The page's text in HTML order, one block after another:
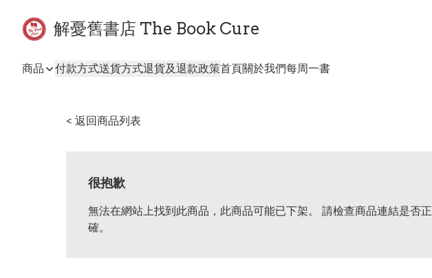
解憂舊書店 The Book Cure
商品 付款方式送貨方式退貨及退款政策首頁關於我們每周一書
< 返回商品列表
很抱歉
無法在網站上找到此商品，此商品可能已下架。 請檢查商品連結是否正
確。